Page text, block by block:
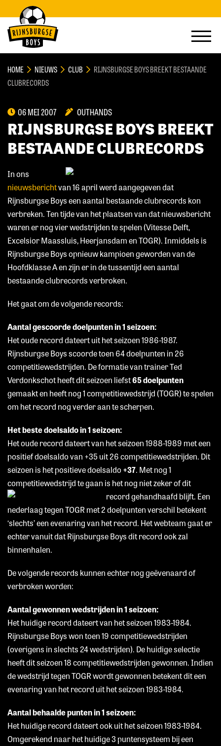
HOME NIEUWS CLUB
RIJNSBURGSE BOYS BREEKT BESTAANDE
CLUBRECORDS
06 MEI 2007 OUTHANDS
RIJNSBURGSE BOYS BREEKT
BESTAANDE CLUBRECORDS
In ons
nieuwsberichtvan 16 april werd aangegeven dat
Rijnsburgse Boys een aantal bestaande clubrecords kon
verbreken. Ten tijde van het plaatsen van dat nieuwsbericht
waren er nog vier wedstrijden te spelen (Vitesse Delft,
Excelsior Maassluis, Heerjansdam en TOGR). Inmiddels is
Rijnsburgse Boys opnieuw kampioen geworden van de
Hoofdklasse A en zijn er in de tussentijd een aantal
bestaande clubrecords verbroken.
Het gaat om de volgende records:
Aantal gescoorde doelpunten in 1 seizoen:
Het oude record dateert uit het seizoen 1986-1987.
Rijnsburgse Boys scoorde toen 64 doelpunten in 26
competitiewedstrijden. De formatie van trainer Ted
Verdonkschot heeft dit seizoen liefst65 doelpunten
gemaakt en heeft nog 1 competitiewedstrijd (TOGR) te spelen
om het record nog verder aan te scherpen.
Het beste doelsaldo in 1 seizoen:
Het oude record dateert van het seizoen 1988-1989 met een
positief doelsaldo van +35 uit 26 competitiewedstrijden. Dit
seizoen is het positieve doelsaldo+37. Met nog 1
competitiewedstrijd te gaan is hetnog niet zeker of dit
record gehandhaafd blijft. Een
nederlaag tegen TOGR met 2 doelpunten verschil betekent
‘slechts’ een evenaring van het record. Het webteam gaat er
echter vanuit dat Rijnsburgse Boys dit record ook zal
binnenhalen.
De volgende records kunnen echter nog geëvenaard of
verbroken worden:
Aantal gewonnen wedstrijden in 1 seizoen:
Het huidige record dateert van het seizoen 1983-1984.
Rijnsburgse Boys won toen 19 competitiewedstrijden
(overigens in slechts 24 wedstrijden). De huidige selectie
heeft dit seizoen 18 competitiewedstrijden gewonnen. Indien
de wedstrijd tegen TOGR wordt gewonnen betekent dit een
evenaring van het record uit het seizoen 1983-1984.
Aantal behaalde punten in 1 seizoen:
Het huidige record dateert ook uit het seizoen 1983-1984.
Omgerekend naar het huidige 3 puntensysteem bij een